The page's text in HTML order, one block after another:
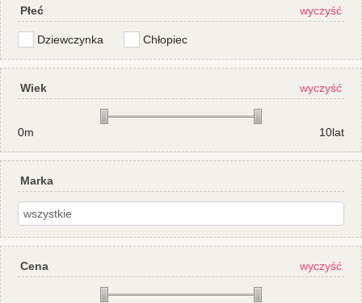
Płeć wyczyść
Dziewczynka Chłopiec
Wiek wyczyść
0m 10lat
Marka
Cena wyczyść